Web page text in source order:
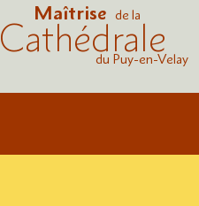
Maîtrise de la
Cathédrale
du Puy-en-Velay